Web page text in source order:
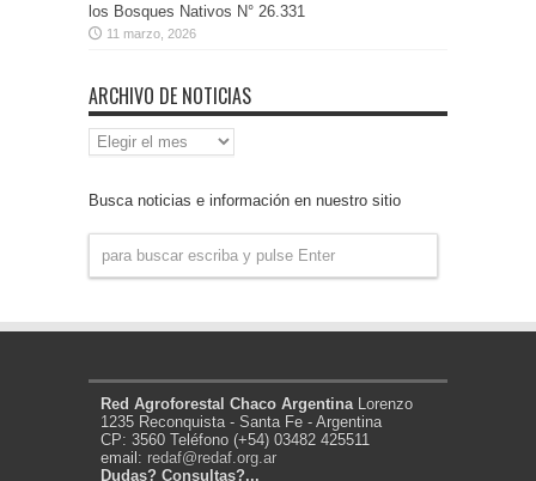
los Bosques Nativos N° 26.331
11 marzo, 2026
ARCHIVO DE NOTICIAS
Archivo
de
Busca noticias e información en nuestro sitio
Red Agroforestal Chaco Argentina Lorenzo
1235 Reconquista - Santa Fe - Argentina
CP: 3560 Teléfono (+54) 03482 425511
email: redaf@redaf.org.ar
Dudas? Consultas?...